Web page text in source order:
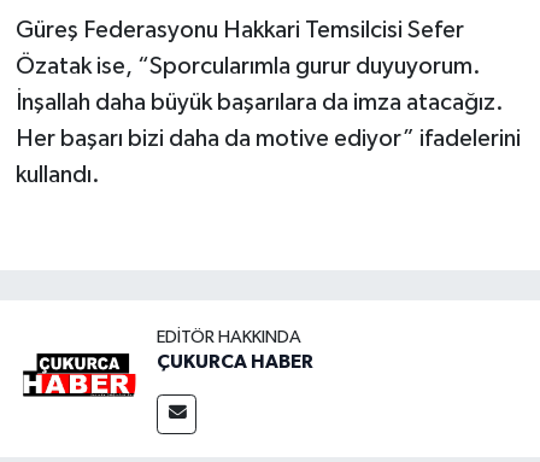
Güreş Federasyonu Hakkari Temsilcisi Sefer
Özatak ise, “Sporcularımla gurur duyuyorum.
İnşallah daha büyük başarılara da imza atacağız.
Her başarı bizi daha da motive ediyor” ifadelerini
kullandı.
EDITÖR HAKKINDA
ÇUKURCA HABER